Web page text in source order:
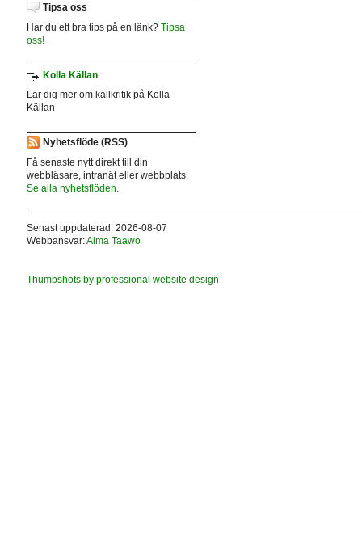
Tipsa oss
Har du ett bra tips på en länk? Tipsa
oss!
Kolla Källan
Lär dig mer om källkritik på Kolla
Källan
Nyhetsflöde (RSS)
Få senaste nytt direkt till din
webbläsare, intranät eller webbplats.
Se alla nyhetsflöden.
Senast uppdaterad: 2026-08-07
Webbansvar:Alma Taawo
Thumbshots by professional website design